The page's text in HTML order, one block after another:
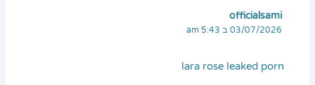
officialsami
03/07/2026 ב 5:43 am
lara rose leaked porn